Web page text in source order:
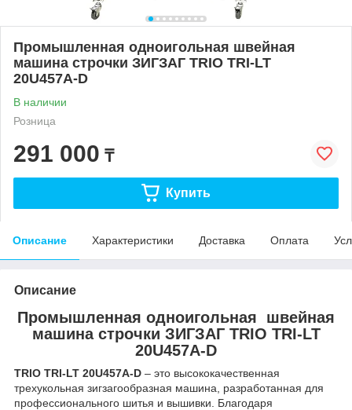
Промышленная одноигольная швейная
машина строчки ЗИГЗАГ TRIO TRI-LT
20U457A-D
В наличии
Розница
291 000 ₸
Купить
Описание Характеристики Доставка Оплата
Описание
Промышленная одноигольная швейная
машина строчки ЗИГЗАГ TRIO TRI-LT
20U457A-D
TRIO TRI-LT 20U457A-D – это высококачественная
трехукольная зигзагообразная машина, разработанная для
профессионального шитья и вышивки. Благодаря